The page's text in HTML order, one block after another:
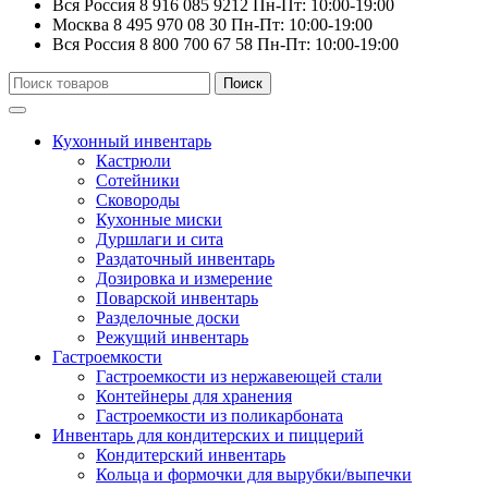
Вся Россия 8 916 085 9212
Пн-Пт: 10:00-19:00
Москва 8 495 970 08 30 Пн-Пт: 10:00-19:00
Вся Россия 8 800 700 67 58 Пн-Пт: 10:00-19:00
Искать:
Поиск
Кухонный инвентарь
Кастрюли
Сотейники
Сковороды
Кухонные миски
Дуршлаги и сита
Раздаточный инвентарь
Дозировка и измерение
Поварской инвентарь
Разделочные доски
Режущий инвентарь
Гастроемкости
Гастроемкости из нержавеющей стали
Контейнеры для хранения
Гастроемкости из поликарбоната
Инвентарь для кондитерских и пиццерий
Кондитерский инвентарь
Кольца и формочки для вырубки/выпечки